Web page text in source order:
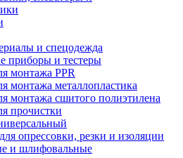
и спецодежда
приборы и тестеры
монтажа PPR
монтажа металлопластика
монтажа сшитого полиэтилена
прочистки
опрессовки, резки и изоляции
и шлифовальные